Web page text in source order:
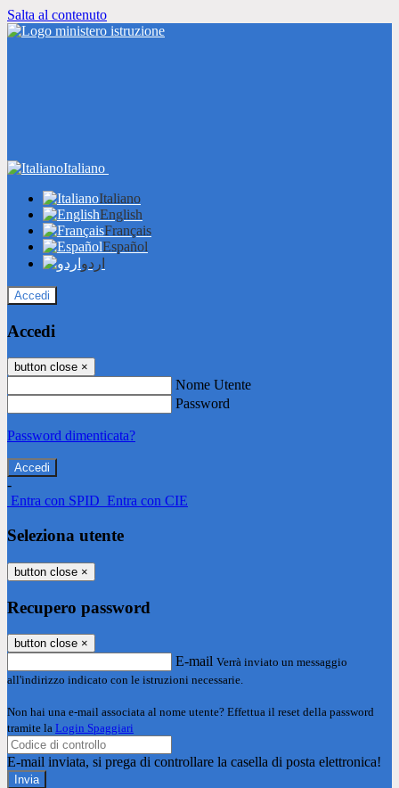
Salta al contenuto
Italiano
Italiano
English
Français
Español
اردو
Accedi
Accedi
button close ×
Nome Utente
Password
Password dimenticata?
-
Entra con SPID Entra con CIE
Seleziona utente
button close ×
Recupero password
button close ×
E-mail Verrà inviato un messaggio
all'indirizzo indicato con le istruzioni necessarie.
Non hai una e-mail associata al nome utente? Effettua il reset della password
tramite la Login Spaggiari
E-mail inviata, si prega di controllare la casella di posta elettronica!